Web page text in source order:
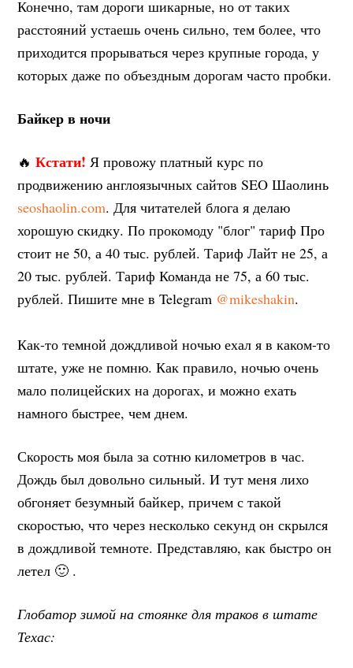
Конечно, там дороги шикарные, но от таких
расстояний устаешь очень сильно, тем более, что
приходится прорываться через крупные города, у
которых даже по объездным дорогам часто пробки.
Байкер в ночи
🔥Кстати! Я провожу платный курс по
продвижению англоязычных сайтов SEO Шаолинь
seoshaolin.com. Для читателей блога я делаю
хорошую скидку. По прокомоду "блог" тариф Про
стоит не 50, а 40 тыс. рублей. Тариф Лайт не 25, а
20 тыс. рублей. Тариф Команда не 75, а 60 тыс.
рублей. Пишите мне в Telegram @mikeshakin.
Как-то темной дождливой ночью ехал я в каком-то
штате, уже не помню. Как правило, ночью очень
мало полицейских на дорогах, и можно ехать
намного быстрее, чем днем.
Скорость моя была за сотню километров в час.
Дождь был довольно сильный. И тут меня лихо
обгоняет безумный байкер, причем с такой
скоростью, что через несколько секунд он скрылся
в дождливой темноте. Представляю, как быстро он
летел 🙂 .
Глобатор зимой на стоянке для траков в штате
Техас: